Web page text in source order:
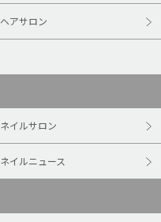
ヘアサロン
ネイルサロン
ネイルニュース